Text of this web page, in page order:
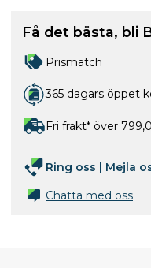
Få det bästa, bli
Prismatch
365 dagars öppet
Fri frakt* över
Ring oss | Mejla
Chatta med oss